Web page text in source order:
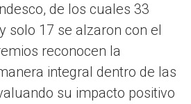
de los cuales 33
solo 17 se alzaron con el
reconocen la
integral dentro de las
su impacto positivo